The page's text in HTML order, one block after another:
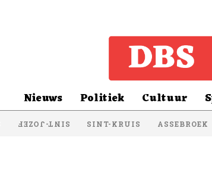
Nieuws Politiek Cultuur
SINT-JOZEF SINT-KRUIS ASSEBROEK